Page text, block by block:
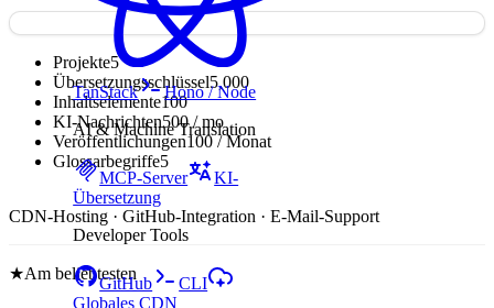
TanStack
Hono / Node
AI & Machine Translation
MCP-Server
KI-
Übersetzung
Developer Tools
GitHub
CLI
Globales CDN
Projekte5
Übersetzungsschlüssel5,000
Inhaltselemente100
KI-Nachrichten500 / mo
Veröffentlichungen100 / Monat
Glossarbegriffe5
CDN-Hosting · GitHub-Integration · E-Mail-Support
★Am beliebtesten